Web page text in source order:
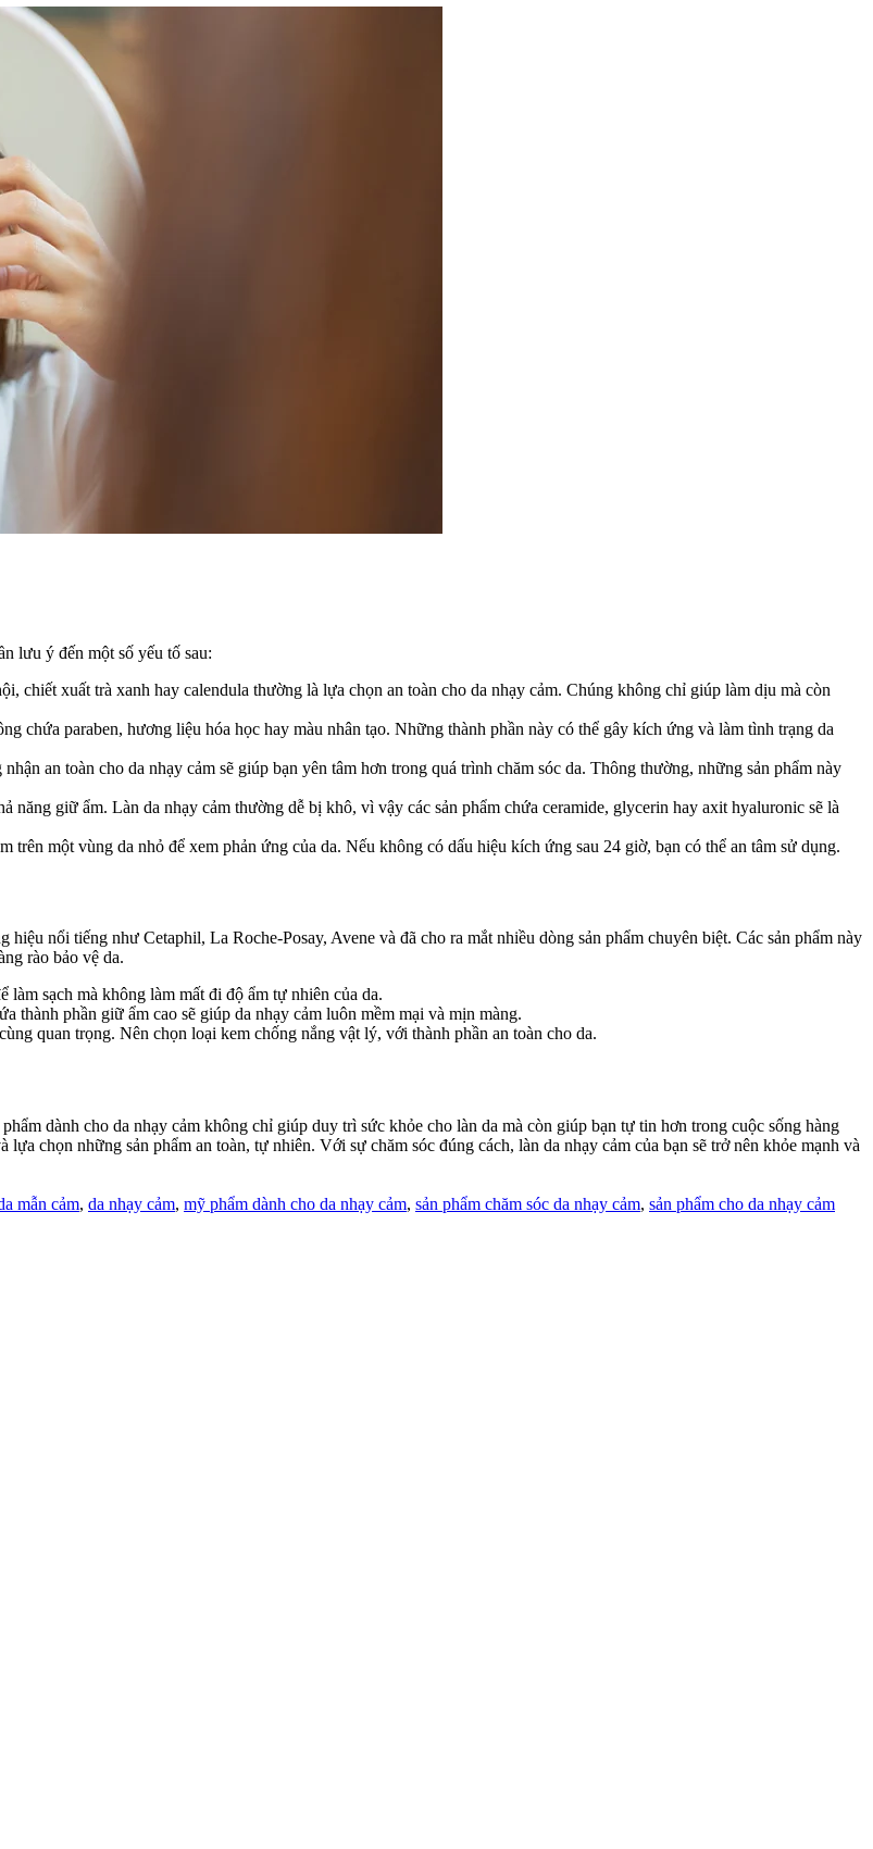
lưu ý đến một số yếu tố sau:
chiết xuất trà xanh hay calendula thường là lựa chọn an toàn cho da nhạy cảm. Chúng không chỉ giúp làm dịu mà còn
chứa paraben, hương liệu hóa học hay màu nhân tạo. Những thành phần này có thể gây kích ứng và làm tình trạng da
an toàn cho da nhạy cảm sẽ giúp bạn yên tâm hơn trong quá trình chăm sóc da. Thông thường, những sản phẩm này
năng giữ ẩm. Làn da nhạy cảm thường dễ bị khô, vì vậy các sản phẩm chứa ceramide, glycerin hay axit hyaluronic sẽ là
trên một vùng da nhỏ để xem phản ứng của da. Nếu không có dấu hiệu kích ứng sau 24 giờ, bạn có thể an tâm sử dụng.
nổi tiếng như Cetaphil, La Roche-Posay, Avene và đã cho ra mắt nhiều dòng sản phẩm chuyên biệt. Các sản phẩm này
rào bảo vệ da.
sạch mà không làm mất đi độ ẩm tự nhiên của da.
thành phần giữ ẩm cao sẽ giúp da nhạy cảm luôn mềm mại và mịn màng.
quan trọng. Nên chọn loại kem chống nắng vật lý, với thành phần an toàn cho da.
dành cho da nhạy cảm không chỉ giúp duy trì sức khỏe cho làn da mà còn giúp bạn tự tin hơn trong cuộc sống hàng
chọn những sản phẩm an toàn, tự nhiên. Với sự chăm sóc đúng cách, làn da nhạy cảm của bạn sẽ trở nên khỏe mạnh và
mẫn cảm, da nhạy cảm, mỹ phẩm dành cho da nhạy cảm, sản phẩm chăm sóc da nhạy cảm, sản phẩm cho da nhạy cảm